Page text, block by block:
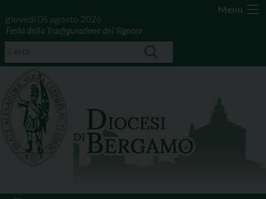
Menu
giovedì 06 agosto 2026
Festa della Trasfigurazione del Signore